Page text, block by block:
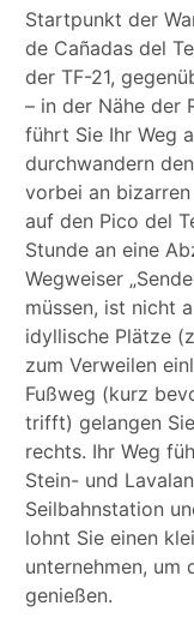
Startpunkt der
de Cañadas del
der TF-21,
– in der Nähe der
führt Sie Ihr Weg
durchwandern
vorbei an
auf den Pico del
Stunde an eine
Wegweiser
müssen, ist nicht
idyllische Plätze
zum Verweilen
Fußweg (kurz
trifft) gelangen
rechts. Ihr Weg
Stein- und
Seilbahnstation
lohnt Sie einen
unternehmen, um
genießen.